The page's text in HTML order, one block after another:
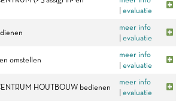
evaluatie
meer info
evaluatie
omstellen
meer info
evaluatie
HOUTBOUW bedienen
meer info
evaluatie